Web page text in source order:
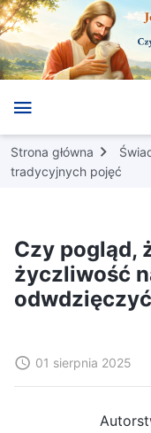
Strona główna
tradycyjnych pojęć
Czy pogląd,
życzliwość
01 sierpnia 2025